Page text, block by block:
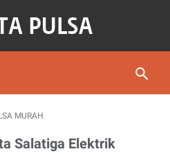
MURAH
Salatiga Elektrik